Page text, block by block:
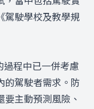
駕駛學校及教學規
過程中已一併考慮
的駕駛者需求。防
主動預測風險、